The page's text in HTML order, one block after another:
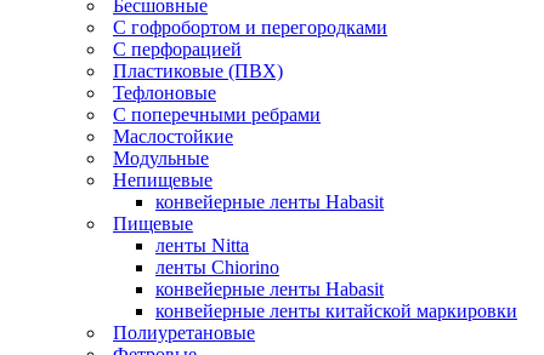
Бесшовные
С гофробортом и перегородками
С перфорацией
Пластиковые (ПВХ)
Тефлоновые
С поперечными ребрами
Маслостойкие
Модульные
Непищевые
конвейерные ленты Habasit
Пищевые
ленты Nitta
ленты Chiorino
конвейерные ленты Habasit
конвейерные ленты китайской маркировки
Полиуретановые